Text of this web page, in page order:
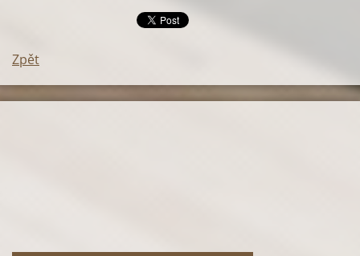
Zpět